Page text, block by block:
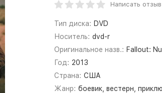
Написать отзыв
Тип диска: DVD
Носитель: dvd-r
Оригинальное назв.: Fallout:
Год: 2013
Страна: США
Жанр: боевик, вестерн,